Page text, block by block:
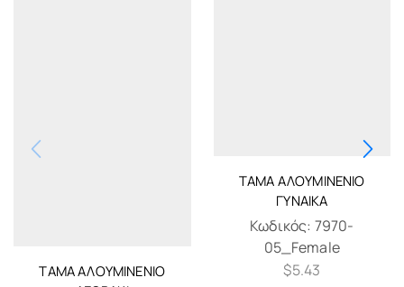
ΤΆΜΑ ΑΛΟΥΜΙΝΈΝΙΟ
ΤΆΜΑ ΑΛΟΥΜΙΝΈΝΙΟ
ΓΥΝΑΊΚΑ
Κωδικός: 7970-
05_Female
$5.43